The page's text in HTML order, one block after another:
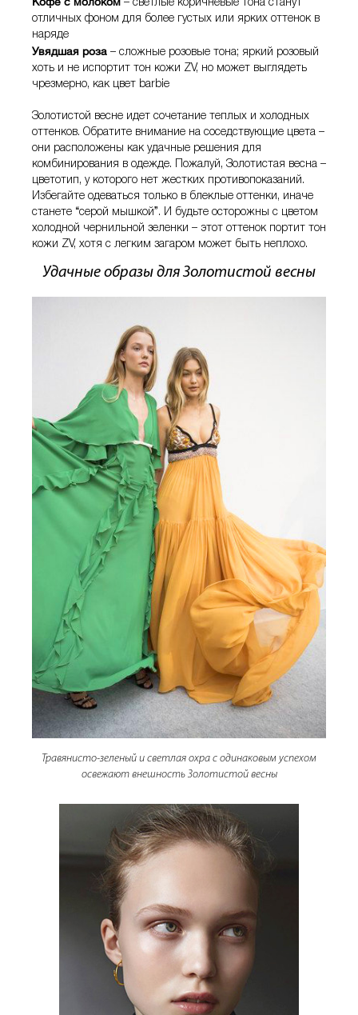
– светлые коричневые тона станут
отличных фоном для более густых или ярких оттенок в
наряде
Увядшая роза – сложные розовые тона; яркий розовый
хоть и не испортит тон кожи ZV, но может выглядеть
чрезмерно, как цвет barbie
Золотистой весне идет сочетание теплых и холодных
оттенков. Обратите внимание на соседствующие цвета –
они расположены как удачные решения для
комбинирования в одежде. Пожалуй, Золотистая весна –
цветотип, у которого нет жестких противопоказаний.
Избегайте одеваться только в блеклые оттенки, иначе
станете “серой мышкой”. И будьте осторожны с цветом
холодной чернильной зеленки – этот оттенок портит тон
кожи ZV, хотя с легким загаром может быть неплохо.
Удачные образы для Золотистой весны
Травянисто-зеленый и светлая охра с одинаковым успехом
освежают внешность Золотистой весны